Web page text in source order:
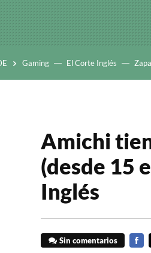
Gaming El Corte Inglés
Amichi
(desde 15
Inglés
Sin comentarios